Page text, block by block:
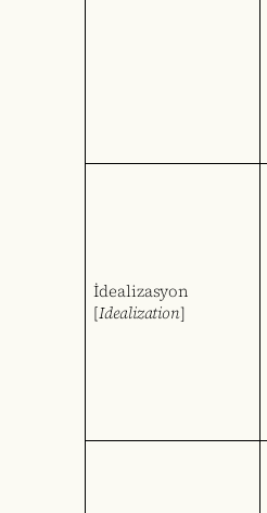
İdealizasyon
[Idealization]